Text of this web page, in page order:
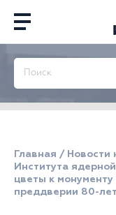
Главная / Новости
Института
цветы к
преддверии 80-